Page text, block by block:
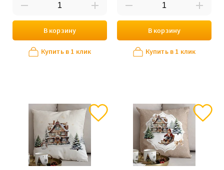
В корзину
Купить в 1 клик
В корзину
Купить в 1 клик